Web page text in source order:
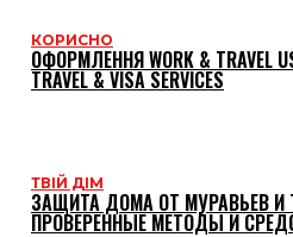
КОРИСНО
ОФОРМЛЕННЯ WORK & TRAVEL
TRAVEL & VISA SERVICES
ТВІЙ ДІМ
ЗАЩИТА ДОМА ОТ МУРАВЬЕВ И
ПРОВЕРЕННЫЕ МЕТОДЫ И